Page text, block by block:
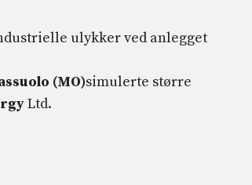
ulykker ved anlegget
(MO)simulerte større
Ltd.